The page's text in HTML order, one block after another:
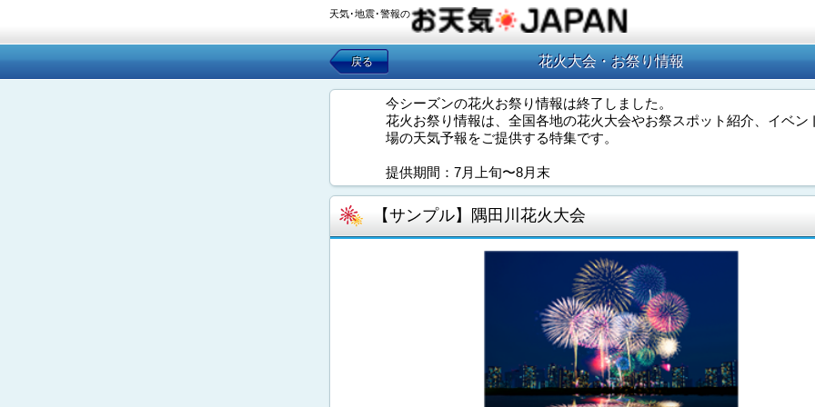
天気･地震･警報の
戻る 花火大会・お祭り情報
今シーズンの花火お祭り情報は終了しました。
花火お祭り情報は、全国各地の花火大会やお祭スポット紹介、イベン
場の天気予報をご提供する特集です。
提供期間：7月上旬〜8月末
【サンプル】隅田川花火大会